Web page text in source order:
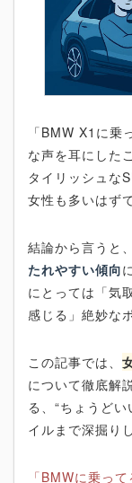
「BMW X1に乗
な声を耳にした
タイリッシュな
女性も多いはずで
結論から言うと、
たれやすい傾向
にとっては「気
感じる」絶妙な
この記事では、
について徹底解
る、“ちょうど
イルまで深掘り
「BMWに乗っ